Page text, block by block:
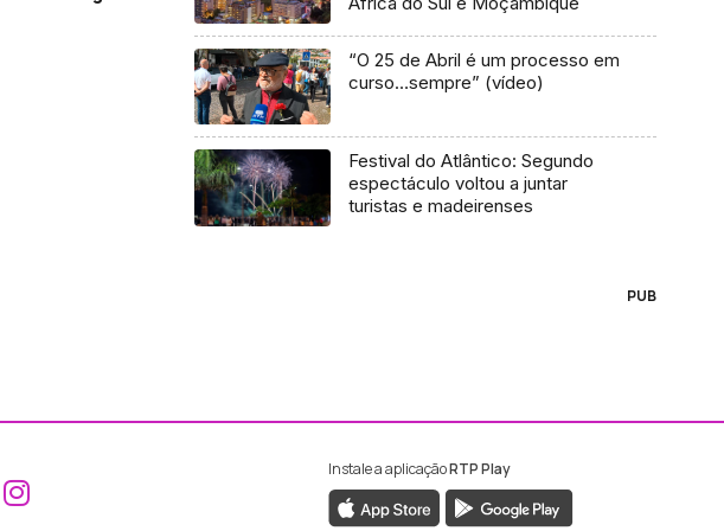
“O 25 de Abril é um processo em
curso…sempre” (vídeo)
Festival do Atlântico: Segundo
espectáculo voltou a juntar
turistas e madeirenses
PUB
Aceder ao Facebook da RTP Madeira
Aceder ao Instagram da RTP Madeira
Instale a aplicaçãoRTP Play